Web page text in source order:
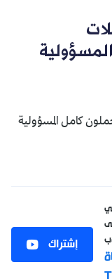
كامل المسؤولية
إشتراك